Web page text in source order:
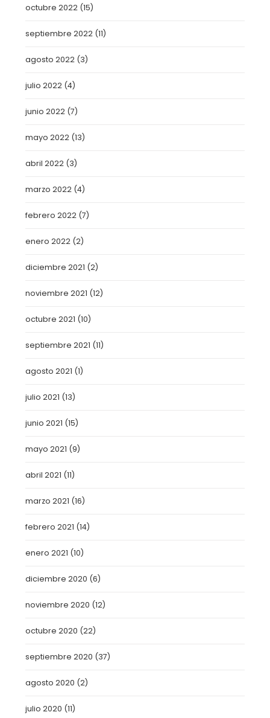
octubre 2022 (15)
septiembre 2022 (11)
agosto 2022 (3)
julio 2022 (4)
junio 2022 (7)
mayo 2022 (13)
abril 2022 (3)
marzo 2022 (4)
febrero 2022 (7)
enero 2022 (2)
diciembre 2021 (2)
noviembre 2021 (12)
octubre 2021 (10)
septiembre 2021 (11)
agosto 2021 (1)
julio 2021 (13)
junio 2021 (15)
mayo 2021 (9)
abril 2021 (11)
marzo 2021 (16)
febrero 2021 (14)
enero 2021 (10)
diciembre 2020 (6)
noviembre 2020 (12)
octubre 2020 (22)
septiembre 2020 (37)
agosto 2020 (2)
julio 2020 (11)